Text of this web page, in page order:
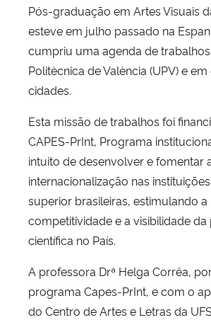
Pós-graduação em Artes Visuais
esteve em julho passado na
cumpriu uma agenda de
Politècnica de València (UPV) e
cidades.
Esta missão de trabalhos foi
CAPES-PrInt, Programa
intuito de desenvolver e fomentar
internacionalização nas
superior brasileiras, estimulando a
competitividade e a visibilidade
científica no País.
A professora Drª Helga Corrêa,
programa Capes-PrInt, e com o
do Centro de Artes e Letras da